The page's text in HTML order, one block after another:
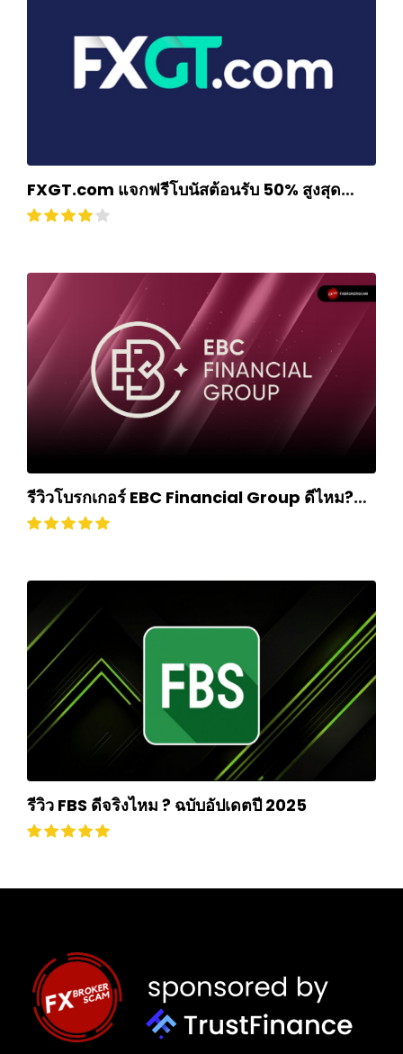
FXGT.com แจกฟรีโบนัสต้อนรับ 50% สูงสุด
$500
รีวิวโบรกเกอร์ EBC Financial Group ดีไหม?
ถอนเงินยากหรือไม่? อัปเดตปี 2024
รีวิว FBS ดีจริงไหม ? ฉบับอัปเดตปี 2025